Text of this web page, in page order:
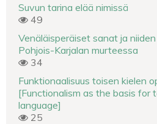
Suvun tarina elää nimissä
49
Venäläisperäiset sanat ja
Pohjois-Karjalan murteessa
34
Funktionaalisuus toisen kielen
[Functionalism as the basis for
language]
25